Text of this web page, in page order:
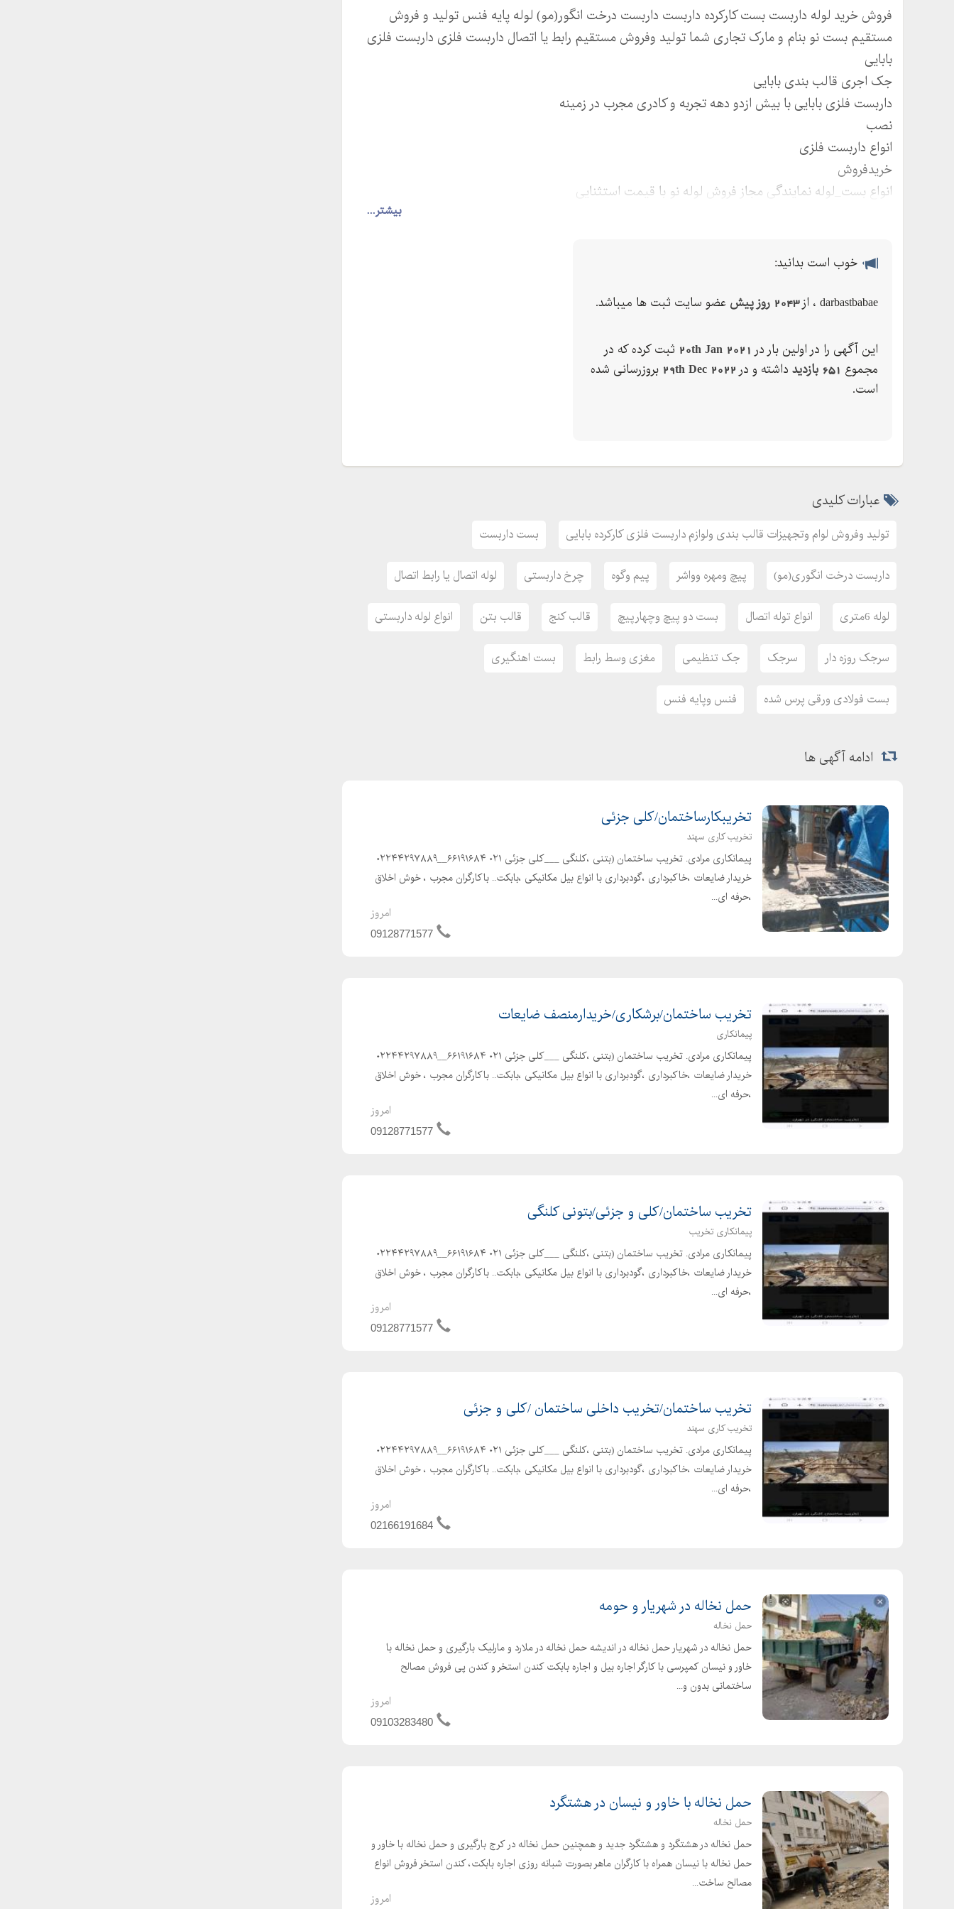
بیشتر...
ٰٰٰٰٰفروش خرید لوله داربست بست کارکرده داربست داربست درخت انگور(مو) لوله پایه فنس تولید و فروش
مستقیم بست نو بنام و مارک تجاری شما تولید وفروش مستقیم رابط یا اتصال داربست فلزی داربست فلزی
بابایی
جک اجری قالب بندی بابایی
داربست فلزی بابایی با بیش ازدو دهه تجربه و کادری مجرب در زمینه
نصب
انواع داربست فلزی
خریدفروش
انواع بست_لوله نمایندگی مجاز فروش لوله نو با قیمت استثنایی
خوب است بدانید:
darbastbabae ، از 2043 روز پیش عضو سایت ثبت ها میباشد.
این آگهی را در اولین بار در 20th Jan 2021 ثبت کرده که در
مجموع 651 بازدید داشته و در 29th Dec 2022 بروزرسانی شده
است.
عبارات کلیدی
تولید وفروش لوام وتجهیزات قالب بندی ولوازم داربست فلزی کارکرده بابایی بست داربست
داربست درخت انگوری(مو) پیچ ومهره وواشر پیم وگوه چرخ داربستی لوله اتصال یا رابط اتصال
لوله 6متری انواع توله اتصال بست دو پیچ وچهارپیچ قالب کنج قالب بتن انواع لوله داربستی
سرجک روزه دار سرجک جک تنظیمی مغزی وسط رابط بست اهنگیری
بست فولادی ورقی پرس شده فنس وپایه فنس
ادامه آگهی ها
تخریبکارساختمان/کلی جزئی
تخریب کاری سهند
پیمانکاری مرادی. تخریب ساختمان (بتنی ،کلنگی ___کلی جزئی ۰۲۱ ۶۶۱۹۱۶۸۴__۰۲۲۴۴۲۹۷۸۸۹
خریدار ضایعات ،خاکبرداری ،گودبرداری با انواع بیل مکانیکی ،بابکت.. باکارگران مجرب ، خوش اخلاق
،حرفه ای...
امروز
09128771577
تخریب ساختمان/برشکاری/خریدارمنصف ضایعات
پیمانکاری
پیمانکاری مرادی. تخریب ساختمان (بتنی ،کلنگی ___کلی جزئی ۰۲۱ ۶۶۱۹۱۶۸۴__۰۲۲۴۴۲۹۷۸۸۹
خریدار ضایعات ،خاکبرداری ،گودبرداری با انواع بیل مکانیکی ،بابکت.. باکارگران مجرب ، خوش اخلاق
،حرفه ای...
امروز
09128771577
تخریب ساختمان/کلی و جزئی/بتونی کلنگی
پیمانکاری تخریب
پیمانکاری مرادی. تخریب ساختمان (بتنی ،کلنگی ___کلی جزئی ۰۲۱ ۶۶۱۹۱۶۸۴__۰۲۲۴۴۲۹۷۸۸۹
خریدار ضایعات ،خاکبرداری ،گودبرداری با انواع بیل مکانیکی ،بابکت.. باکارگران مجرب ، خوش اخلاق
،حرفه ای...
امروز
09128771577
تخریب ساختمان/تخریب داخلی ساختمان /کلی و جزئی
تخریب کاری سهند
پیمانکاری مرادی. تخریب ساختمان (بتنی ،کلنگی ___کلی جزئی ۰۲۱ ۶۶۱۹۱۶۸۴__۰۲۲۴۴۲۹۷۸۸۹
خریدار ضایعات ،خاکبرداری ،گودبرداری با انواع بیل مکانیکی ،بابکت.. باکارگران مجرب ، خوش اخلاق
،حرفه ای...
امروز
02166191684
حمل نخاله در شهریار و حومه
حمل نخاله
حمل نخاله در شهریار حمل نخاله در اندیشه حمل نخاله در ملارد و مارلیک بارگیری و حمل نخاله با
خاور و نیسان کمپرسی با کارگر اجاره بیل و اجاره بابکت کندن استخر و کندن پی فروش مصالح
ساختمانی بدون و...
امروز
09103283480
حمل نخاله با خاور و نیسان در هشتگرد
حمل نخاله
حمل نخاله در هشتگرد و هشتگرد جدید و همچنین حمل نخاله در کرج بارگیری و حمل نخاله با خاور و
حمل نخاله با نیسان همراه با کارگران ماهر بصورت شبانه روزی اجاره بابکت، کندن استخر فروش انواع
مصالح ساخت...
امروز